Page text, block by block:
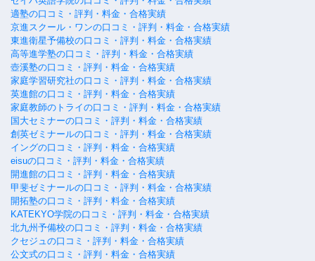
適塾の口コミ・評判・料金・合格実績
京進スクール・ワンの口コミ・評判・料金・合格実績
東進衛星予備校の口コミ・評判・料金・合格実績
高等進学塾の口コミ・評判・料金・合格実績
壺溪塾の口コミ・評判・料金・合格実績
家庭学習研究社の口コミ・評判・料金・合格実績
英進館の口コミ・評判・料金・合格実績
家庭教師のトライの口コミ・評判・料金・合格実績
国大セミナーの口コミ・評判・料金・合格実績
創英ゼミナールの口コミ・評判・料金・合格実績
イングの口コミ・評判・料金・合格実績
eisuの口コミ・評判・料金・合格実績
開進館の口コミ・評判・料金・合格実績
甲斐ゼミナールの口コミ・評判・料金・合格実績
開拓塾の口コミ・評判・料金・合格実績
KATEKYO学院の口コミ・評判・料金・合格実績
北九州予備校の口コミ・評判・料金・合格実績
クセジュの口コミ・評判・料金・合格実績
公文式の口コミ・評判・料金・合格実績